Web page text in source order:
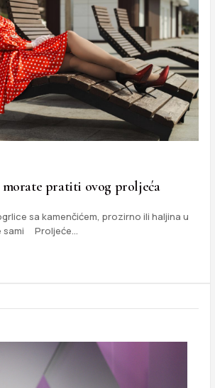
pratiti ovog proljeća
sa kamenčićem, prozirno ili haljina u
sami Proljeće…